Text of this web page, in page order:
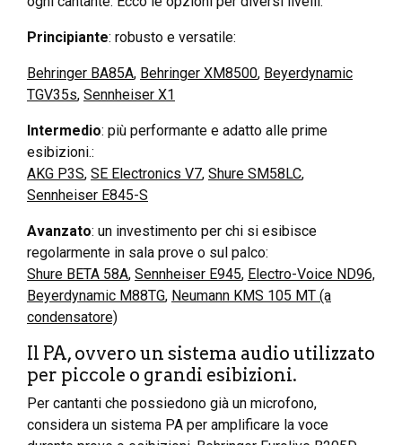
Principiante: robusto e versatile:
Behringer BA85A, Behringer XM8500, Beyerdynamic
TGV35s, Sennheiser X1
Intermedio: più performante e adatto alle prime
esibizioni.:
AKG P3S, SE Electronics V7, Shure SM58LC,
Sennheiser E845-S
Avanzato: un investimento per chi si esibisce
regolarmente in sala prove o sul palco:
Shure BETA 58A, Sennheiser E945, Electro-Voice ND96,
Beyerdynamic M88TG, Neumann KMS 105 MT (a
condensatore)
Il PA, ovvero un sistema audio utilizzato
per piccole o grandi esibizioni.
Per cantanti che possiedono già un microfono,
considera un sistema PA per amplificare la voce